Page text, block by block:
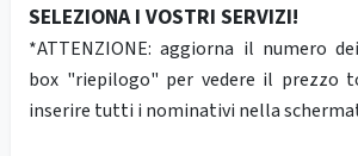
SELEZIONA I VOSTRI SERVIZI!
*ATTENZIONE: aggiorna il numero
box "riepilogo" per vedere il prezzo
inserire tutti i nominativi nella